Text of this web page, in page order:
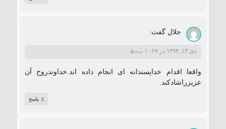
جلال گفت:
دی ۱۳, ۱۳۹۴ در ۱۰:۲۷ ب٫ظ
واقعا اقدام خداپسندانه ای انجام داده اند.خداوندروح آن
عزیزراشادکند.
پاسخ